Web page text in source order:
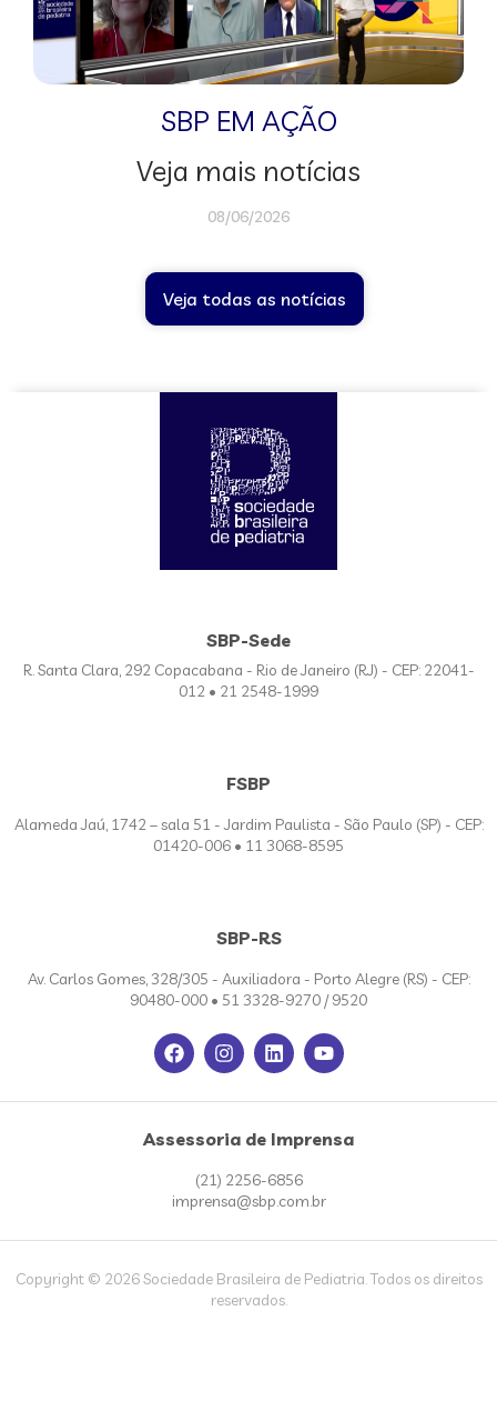
SBP EM AÇÃO
Veja mais notícias
08/06/2026
Veja todas as notícias
SBP-Sede
R. Santa Clara, 292 Copacabana - Rio de Janeiro (RJ) - CEP: 22041-
012 • 21 2548-1999
FSBP
Alameda Jaú, 1742 – sala 51 - Jardim Paulista - São Paulo (SP) - CEP:
01420-006 • 11 3068-8595
SBP-RS
Av. Carlos Gomes, 328/305 - Auxiliadora - Porto Alegre (RS) - CEP:
90480-000 • 51 3328-9270 / 9520
Assessoria de Imprensa
(21) 2256-6856
imprensa@sbp.com.br
Copyright © 2026 Sociedade Brasileira de Pediatria. Todos os direitos
reservados.